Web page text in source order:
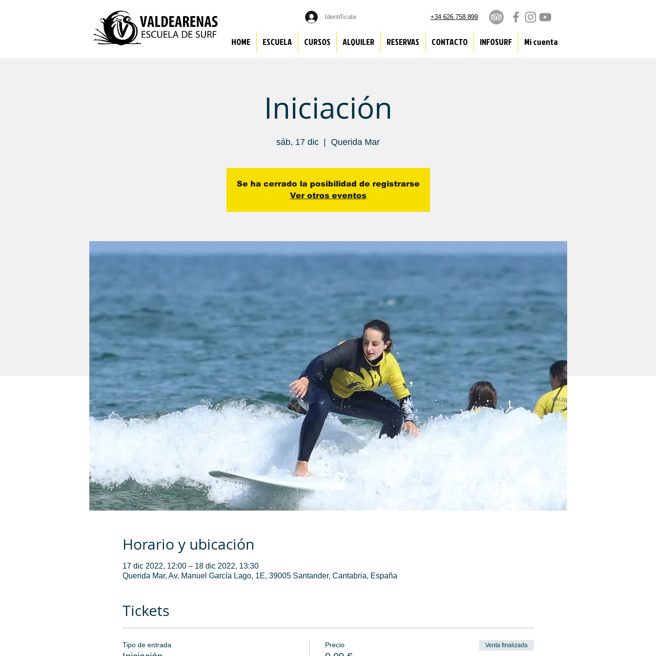
Identifícate +34 626 758 899
HOME ESCUELA CURSOS ALQUILER RESERVAS CONTACTO INFOSURF Mi cuenta
Iniciación
sáb, 17 dic Querida Mar
Se ha cerrado la posibilidad de registrarse
Ver otros eventos
Horario y ubicación
17 dic 2022, 12:00 – 18 dic 2022, 13:30
Querida Mar, Av. Manuel García Lago, 1E, 39005 Santander, Cantabria, España
Tickets
Tipo de entrada Precio Venta finalizada